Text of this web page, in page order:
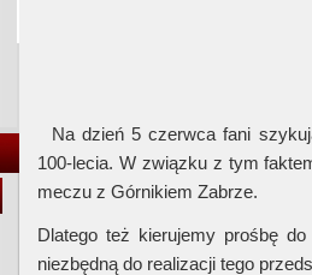
Na dzień 5 czerwca fani
100-lecia. W związku z tym
meczu z Górnikiem Zabrze.
Dlatego też kierujemy prośbę
niezbędną do realizacji tego